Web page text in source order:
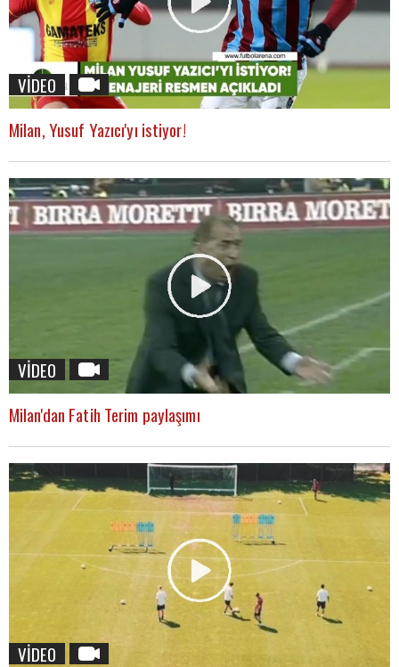
VİDEO
Milan, Yusuf Yazıcı'yı istiyor!
VİDEO
Milan'dan Fatih Terim paylaşımı
VİDEO